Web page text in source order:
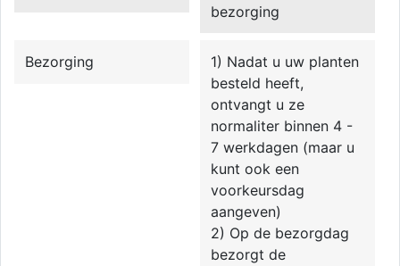
bezorging
Bezorging
1) Nadat u uw planten
besteld heeft,
ontvangt u ze
normaliter binnen 4 -
7 werkdagen (maar u
kunt ook een
voorkeursdag
aangeven)
2) Op de bezorgdag
bezorgt de